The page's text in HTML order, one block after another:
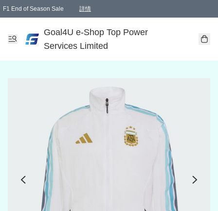
F1 End of Season Sale 詳情
Goal4U e-Shop Top Power
Services Limited